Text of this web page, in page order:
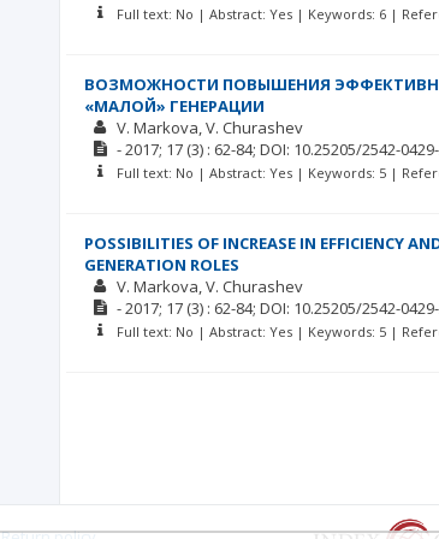
Full text: No | Abstract: Yes | Keywords: 6 |
ВОЗМОЖНОСТИ ПОВЫШЕНИЯ
«МАЛОЙ» ГЕНЕРАЦИИ
V. Markova V. Churashev
-2017; 17 (3) : 62-84; DOI: 10.25205/2542-
Full text: No | Abstract: Yes | Keywords: 5 |
POSSIBILITIES OF INCREASE IN EFFICIENCY
GENERATION ROLES
V. Markova V. Churashev
-2017; 17 (3) : 62-84; DOI: 10.25205/2542-
Full text: No | Abstract: Yes | Keywords: 5 |